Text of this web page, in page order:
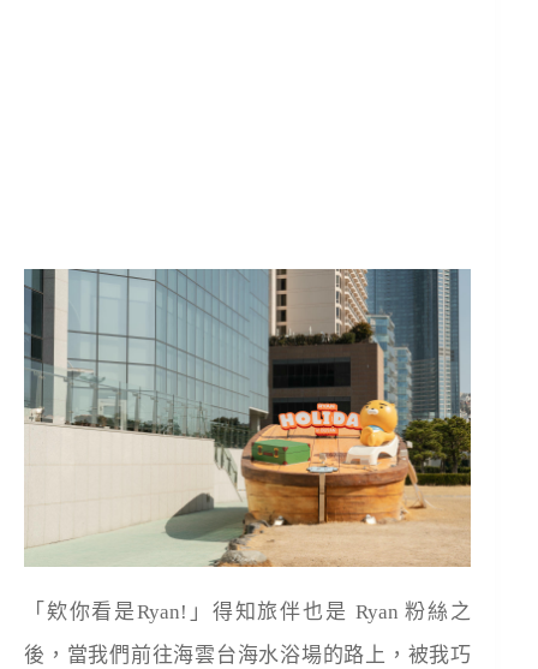
「欸你看是Ryan!」得知旅伴也是 Ryan 粉絲之
後，當我們前往海雲台海水浴場的路上，被我巧